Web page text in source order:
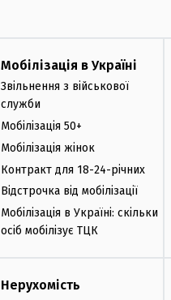
Мобілізація в Україні
Звільнення з військової
служби
Мобілізація 50+
Мобілізація жінок
Контракт для 18-24-річних
Відстрочка від мобілізації
Мобілізація в Україні: скільки
осіб мобілізує ТЦК
Нерухомість